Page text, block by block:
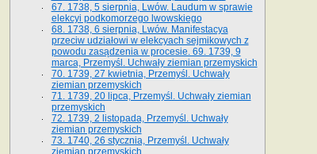
67. 1738, 5 sierpnia, Lwów. Laudum w sprawie
elekcyi podkomorzego lwowskiego
68. 1738, 6 sierpnia, Lwów. Manifestacya
przeciw udziałowi w elekcyach sejmikowych z
powodu zasądzenia w procesie. 69. 1739, 9
marca, Przemyśl. Uchwały ziemian przemyskich
70. 1739, 27 kwietnia, Przemyśl. Uchwały
ziemian przemyskich
71. 1739, 20 lipca, Przemyśl. Uchwały ziemian
przemyskich
72. 1739, 2 listopada, Przemyśl. Uchwały
ziemian przemyskich
73. 1740, 26 stycznia, Przemyśl. Uchwały
ziemian przemyskich